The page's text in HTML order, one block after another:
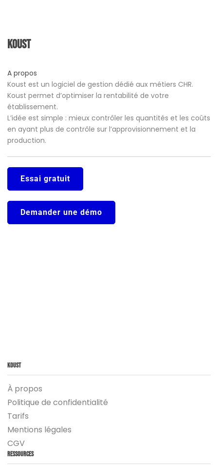
Koust
A propos
Koust est un logiciel de gestion dédié aux métiers CHR.
Koust permet d’optimiser la rentabilité de votre
établissement.
L’idée est simple : mieux contrôler les quantités et les coûts
en ayant plus de contrôle sur l’approvisionnement et la
production.
Essai gratuit
Demander une démo
Koust
À propos
Politique de confidentialité
Tarifs
Mentions légales
CGV
Ressources